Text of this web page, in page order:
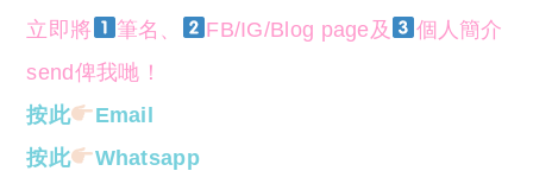
立即將
筆名、 FB/IG/Blog page及
個人簡介
send俾我哋！
按此
Email
按此
Whatsapp